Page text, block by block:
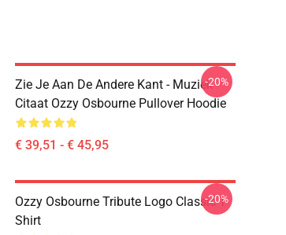
Zie Je Aan De Andere Kant - Muziek
Citaat Ozzy Osbourne Pullover Hoodie
€ 39,51 - € 45,95
-20%
Ozzy Osbourne Tribute Logo Classic T-
Shirt
-20%